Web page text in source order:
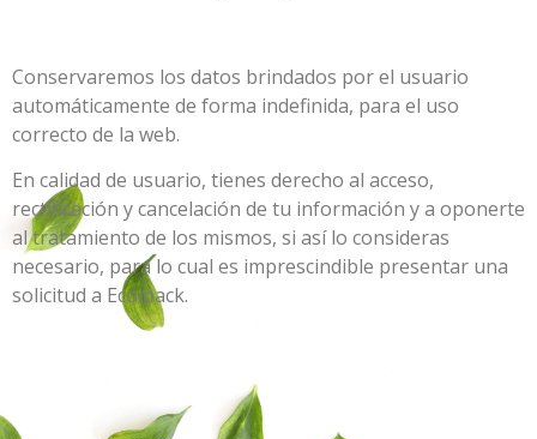
Conservaremos los datos brindados por el usuario
automáticamente de forma indefinida, para el uso
correcto de la web.
En calidad de usuario, tienes derecho al acceso,
rectificación y cancelación de tu información y a oponerte
al tratamiento de los mismos, si así lo consideras
necesario, para lo cual es imprescindible presentar una
solicitud a Ecolpack.